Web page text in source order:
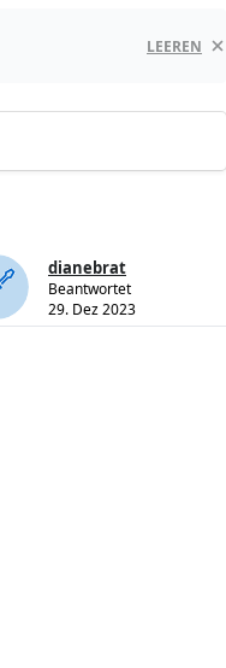
LEEREN
dianebrat
Beantwortet
29. Dez 2023